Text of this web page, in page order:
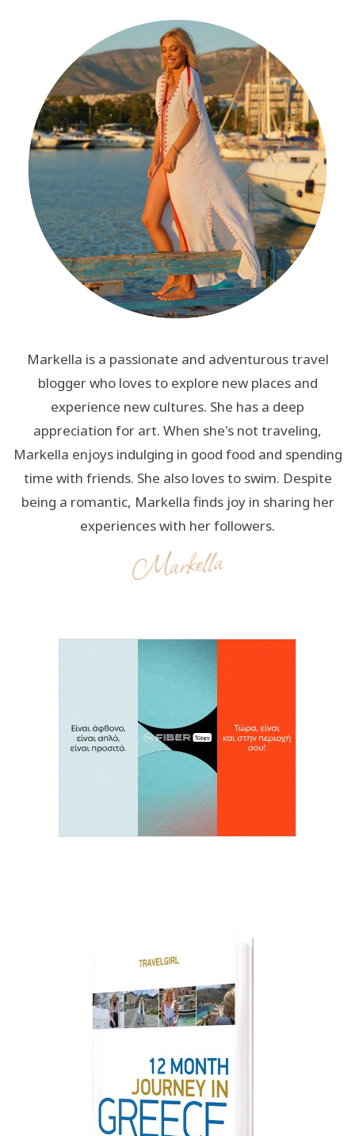
Markella is a passionate and adventurous travel
blogger who loves to explore new places and
experience new cultures. She has a deep
appreciation for art. When she's not traveling,
Markella enjoys indulging in good food and spending
time with friends. She also loves to swim. Despite
being a romantic, Markella finds joy in sharing her
experiences with her followers.